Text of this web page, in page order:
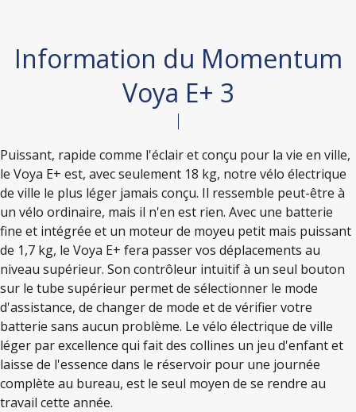
Information du Momentum
Voya E+ 3
Puissant, rapide comme l'éclair et conçu pour la vie en ville,
le Voya E+ est, avec seulement 18 kg, notre vélo électrique
de ville le plus léger jamais conçu. Il ressemble peut-être à
un vélo ordinaire, mais il n'en est rien. Avec une batterie
fine et intégrée et un moteur de moyeu petit mais puissant
de 1,7 kg, le Voya E+ fera passer vos déplacements au
niveau supérieur. Son contrôleur intuitif à un seul bouton
sur le tube supérieur permet de sélectionner le mode
d'assistance, de changer de mode et de vérifier votre
batterie sans aucun problème. Le vélo électrique de ville
léger par excellence qui fait des collines un jeu d'enfant et
laisse de l'essence dans le réservoir pour une journée
complète au bureau, est le seul moyen de se rendre au
travail cette année.